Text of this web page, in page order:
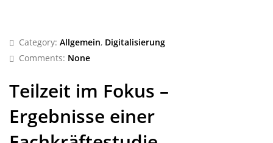
Category: Allgemein, Digitalisierung
Comments: None
Teilzeit im Fokus –
Ergebnisse einer